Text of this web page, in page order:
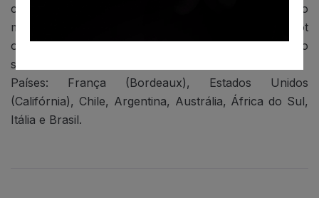
característica mais mentolada. Enriquece quando
misturada à merlot, cabernet franc, shiraz, petit verdot
ou malbec. Na Austrália geralmente é mesclado ao
shiraz. Produz os melhores tintos do Brasil e do Chile.
Países: França (Bordeaux), Estados Unidos
(Califórnia), Chile, Argentina, Austrália, África do Sul,
Itália e Brasil.